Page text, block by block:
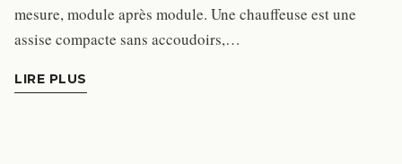
mesure, module après module. Une chauffeuse est une
assise compacte sans accoudoirs,…
LIRE PLUS